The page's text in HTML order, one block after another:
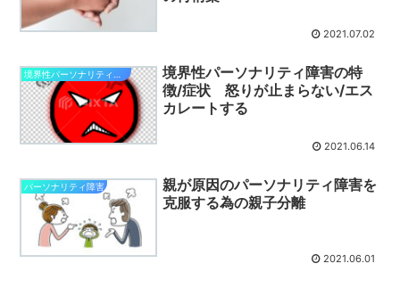
2021.07.02
境界性パーソナリティ障害の特
徴/症状 怒りが止まらない/エス
カレートする
2021.06.14
パーソナリティ障害
親が原因のパーソナリティ障害を
克服する為の親子分離
2021.06.01